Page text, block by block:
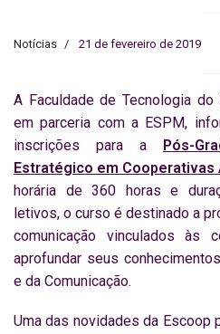
Notícias 21 de fevereiro de 2019
A Faculdade de Tecnologia
em parceria com a ESPM,
inscrições para a Pós-
Estratégico em Cooperativas
horária de 360 horas e
letivos, o curso é destinado a
comunicação vinculados às
aprofundar seus
e da Comunicação.
Uma das novidades da Escoop